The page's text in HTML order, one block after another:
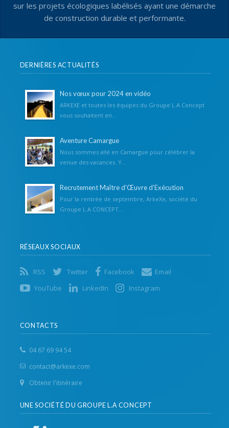
sur les projets écologiques labélisés ayant une démarche
de construction durable et performante.
DERNIÈRES ACTUALITÉS
Nos vœux pour 2024 en vidéo
ARKEXE et toutes les équipes du Groupe L.A Concept
vous souhaitent en...
Aventure Camargue
Nous sommes allé en Camargue pour célébrer la
venue des vacances. Y...
Recrutement Maître d’Œuvre d’Exécution
Pour la rentrée de septembre, ArkeXe, société du
Groupe L.A CONCEPT...
RÉSEAUX SOCIAUX
RSS Twitter Facebook
Email
YouTube
LinkedIn Instagram
CONTACTS
04 67 69 94 54
contact@arkexe.com
Obtenir l'itinéraire
UNE SOCIÉTÉ DU GROUPE L.A CONCEPT